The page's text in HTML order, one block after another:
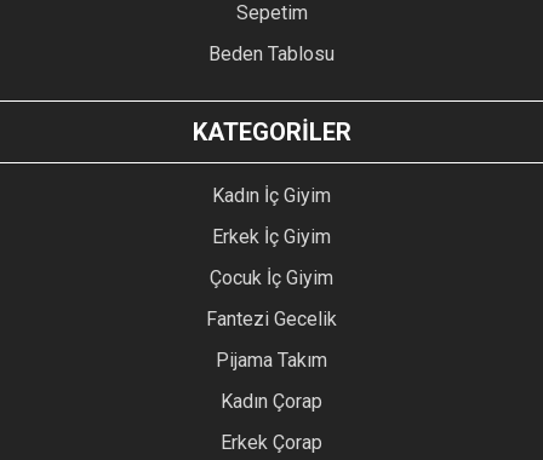
Sepetim
Beden Tablosu
KATEGORİLER
Kadın İç Giyim
Erkek İç Giyim
Çocuk İç Giyim
Fantezi Gecelik
Pijama Takım
Kadın Çorap
Erkek Çorap